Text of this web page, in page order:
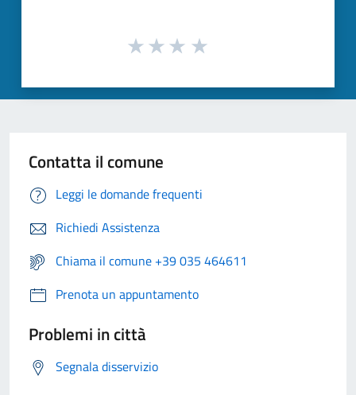
Contatta il comune
Leggi le domande frequenti
Richiedi Assistenza
Chiama il comune +39 035 464611
Prenota un appuntamento
Problemi in città
Segnala disservizio